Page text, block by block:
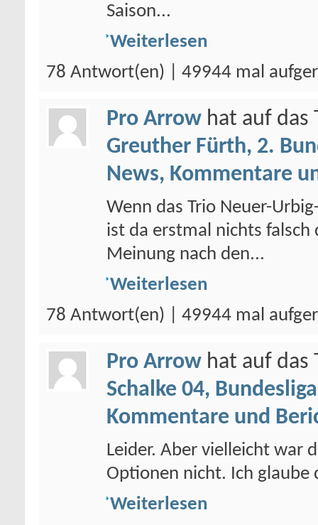
Saison...
Weiterlesen
78 Antwort(en) | 49944 mal
Pro Arrow hat auf das
Greuther Fürth, 2.
News, Kommentare
Wenn das Trio Neuer-
ist da erstmal nichts falsch
Meinung nach den...
Weiterlesen
78 Antwort(en) | 49944 mal
Pro Arrow hat auf das
Schalke 04,
Kommentare und
Leider. Aber vielleicht war
Optionen nicht. Ich glaube
Weiterlesen